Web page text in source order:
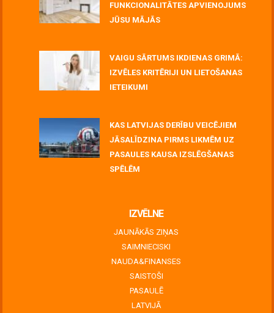
FUNKCIONALITĀTES APVIENOJUMS
JŪSU MĀJĀS
VAIGU SĀRTUMS IKDIENAS GRIMĀ:
IZVĒLES KRITĒRIJI UN LIETOŠANAS
IETEIKUMI
KAS LATVIJAS DERĪBU VEICĒJIEM
JĀSALĪDZINA PIRMS LIKMĒM UZ
PASAULES KAUSA IZSLĒGŠANAS
SPĒLĒM
IZVĒLNE
JAUNĀKĀS ZIŅAS
SAIMNIECISKI
NAUDA&FINANSES
SAISTOŠI
PASAULĒ
LATVIJĀ